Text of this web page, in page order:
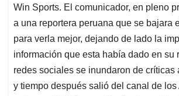
p
p
o
k
I
n
s
Win Sports. El comunicador, en pleno
a una reportera peruana que se bajara
para verla mejor, dejando de lado la
información que esta había dado en su
redes sociales se inundaron de críticas
y tiempo después salió del canal de